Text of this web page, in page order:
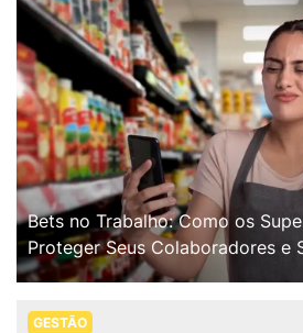
Bets no Trabalho: Como os
Proteger Seus Colaboradores e
GESTÃO